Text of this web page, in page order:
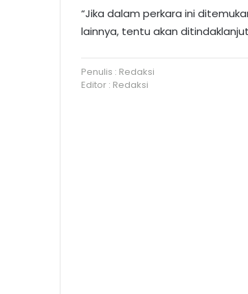
“Jika dalam perkara ini
lainnya, tentu akan
Penulis : Redaksi
Editor : Redaksi